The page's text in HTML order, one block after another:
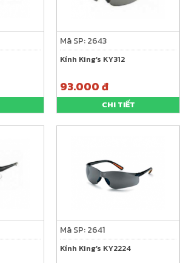
Mã SP: 2643
Kính King’s KY312
93.000 đ
CHI TIẾT
Mã SP: 2641
Kính King’s KY2224